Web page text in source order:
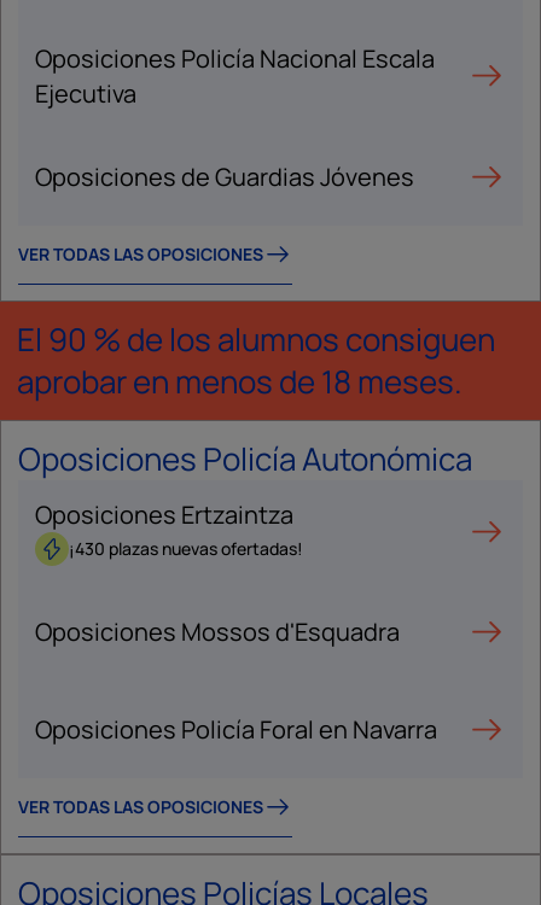
Oposiciones Policía Nacional Escala
Ejecutiva
Oposiciones de Guardias Jóvenes
VER TODAS LAS OPOSICIONES
El 90 % de los alumnos consiguen
aprobar en menos de 18 meses.
Oposiciones Policía Autonómica
Oposiciones Ertzaintza
¡430 plazas nuevas ofertadas!
Oposiciones Mossos d'Esquadra
Oposiciones Policía Foral en Navarra
VER TODAS LAS OPOSICIONES
Oposiciones Policías Locales